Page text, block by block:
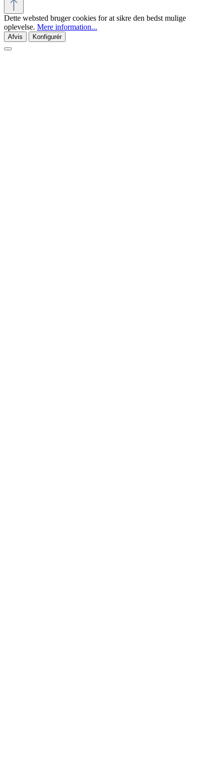
Dette websted bruger cookies for at sikre den bedst mulige
oplevelse. Mere information...
Afvis Konfigurér